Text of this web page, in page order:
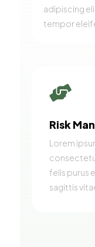
adipiscing
tempor

Risk
Lorem
felis purus
sagittis